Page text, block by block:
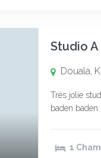
Studio
Douala,
Très jolie
baden
1